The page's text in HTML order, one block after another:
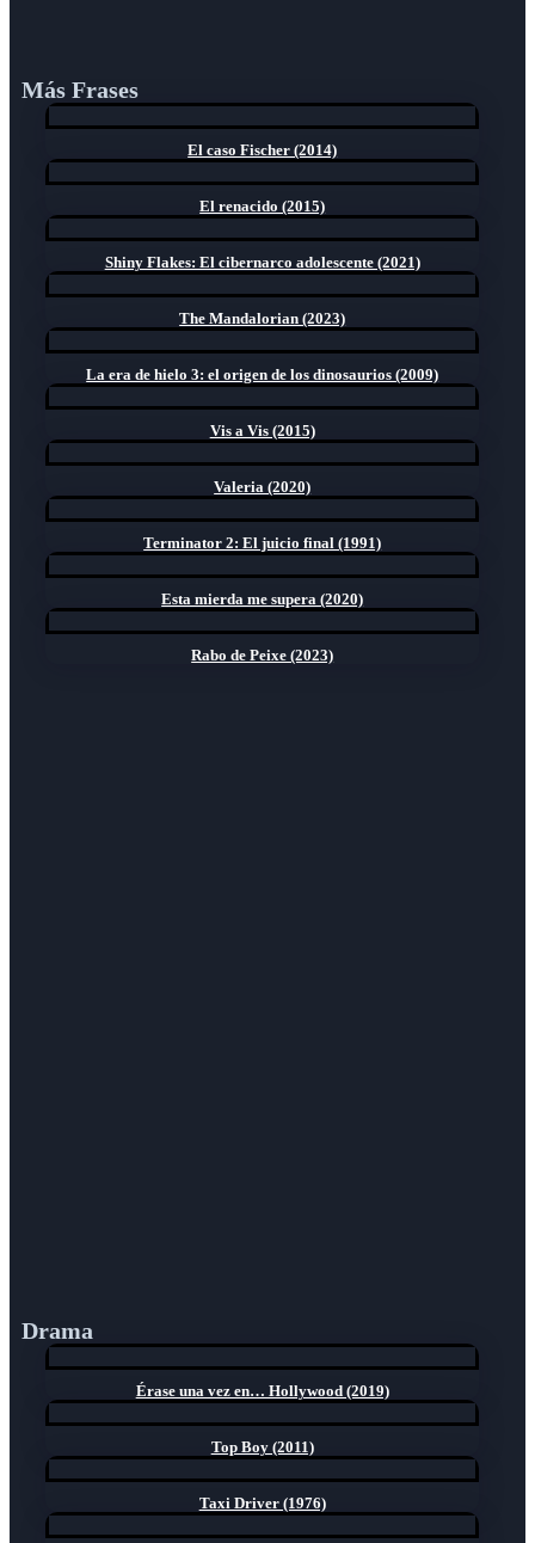
Más Frases
El caso Fischer (2014)
El renacido (2015)
Shiny Flakes: El cibernarco adolescente (2021)
The Mandalorian (2023)
La era de hielo 3: el origen de los dinosaurios (2009)
Vis a Vis (2015)
Valeria (2020)
Terminator 2: El juicio final (1991)
Esta mierda me supera (2020)
Rabo de Peixe (2023)
Drama
Érase una vez en… Hollywood (2019)
Top Boy (2011)
Taxi Driver (1976)